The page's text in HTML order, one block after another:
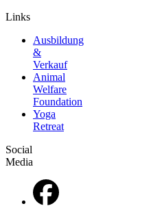
Links
Ausbildung
&
Verkauf
Animal
Welfare
Foundation
Yoga
Retreat
Social
Media